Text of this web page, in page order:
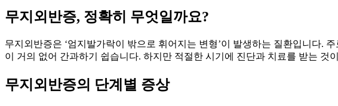
무지외반증, 정확히 무엇일까요?
무지외반증은 ‘엄지발가락이 밖으로 휘어지는 변형’이 발생하는 질환입니다.
이 거의 없어 간과하기 쉽습니다. 하지만 적절한 시기에 진단과 치료를 받는 것
무지외반증의 단계별 증상